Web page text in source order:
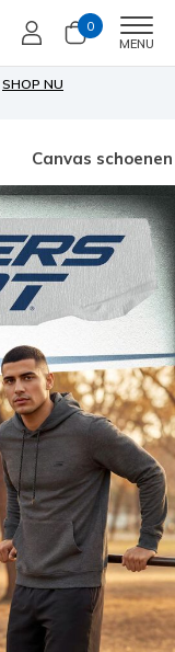
0
MENU
SHOP NU
Canvas schoenen